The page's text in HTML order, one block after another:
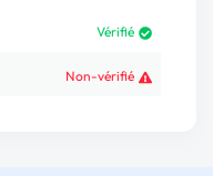
Vérifié
Non-vérifié